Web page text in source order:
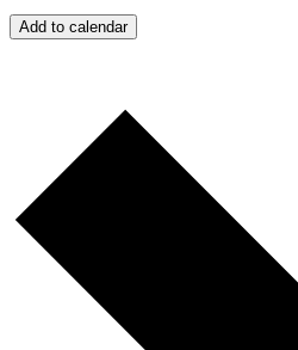
Add to calendar